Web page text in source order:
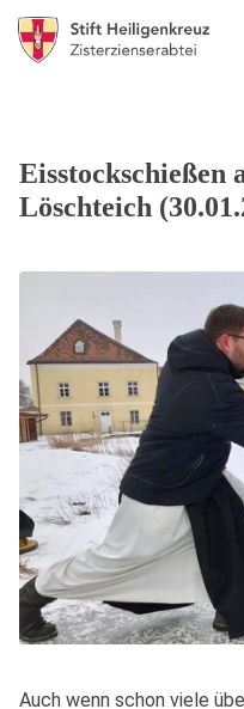
Eisstockschießen
Löschteich
Auch wenn schon viele